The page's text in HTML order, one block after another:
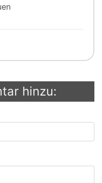
hinzu: